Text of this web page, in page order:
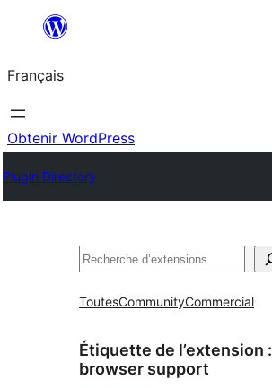
contenu
Français
Obtenir WordPress
Plugin Directory
Rechercher
ToutesCommunityCommercial
Étiquette de l’extension :
browser support